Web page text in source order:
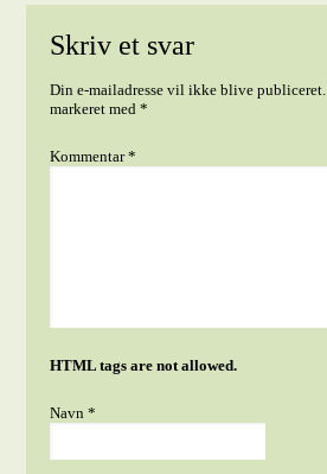
Skriv et svar
Din e-mailadresse vil ikke blive publiceret.
markeret med*
Kommentar*
HTML tags are not allowed.
Navn*